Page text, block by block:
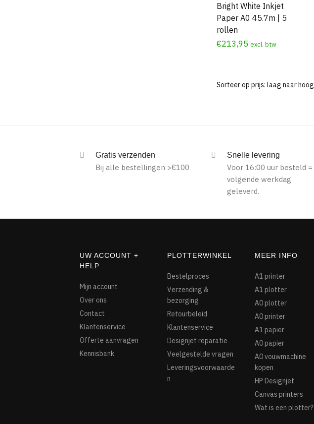
Bright White Inkjet
Paper A0 45.7m | 5
rollen
€213,95 excl. btw
Gratis verzenden
Bij alle bestellingen >€100
Snelle levering
Voor 16:00 uur besteld =
volgende werkdag
geleverd.
UW ACCOUNT +
HELP
Mijn account
Over ons
Contact
Klantenservice
Offerte aanvragen
Kennisbank
PLOTTERWINKEL
Bestelproces
Verzending &
bezorging
Retourbeleid
Klantenservice
Designjet reparatie
Veelgestelde vragen
Leveringsvoorwaarde
n
MEER INFO
A1 printer
A1 plotter
A0 plotter
A0 printer
A1 papier
A0 papier
A0 vouwmachine
kopen
HP Designjet
Canvas printers
Wat is een plotter?